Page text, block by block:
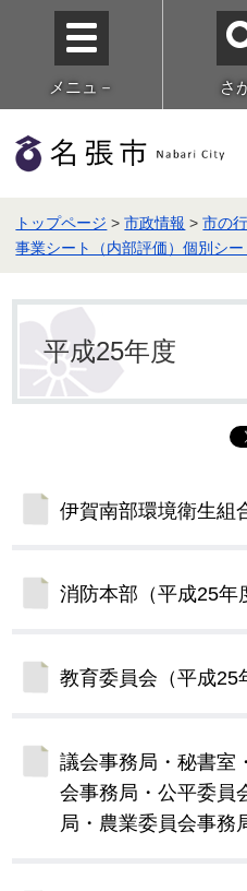
メニュ－ さ
トップページ >市政情報 >市の
事業シート（内部評価）個別シー
平成25年度
伊賀南部環境衛生組
消防本部（平成25年
教育委員会（平成25
議会事務局・秘書室
会事務局・公平委員
局・農業委員会事務